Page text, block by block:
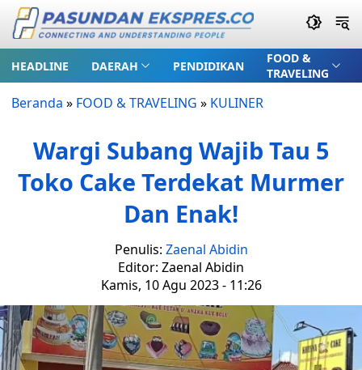
HEADLINE DAERAH PENDIDIKAN
FOOD &
TRAVELING
Beranda » FOOD & TRAVELING » KULINER
Wargi Subang Wajib Tau 5
Toko Cake Terdekat Murmer
Dan Enak!
Penulis: Zaenal Abidin
Editor: Zaenal Abidin
Kamis, 10 Agu 2023 - 11:26